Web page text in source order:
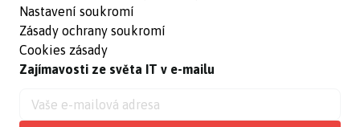
Nastavení soukromí
Zásady ochrany soukromí
Cookies zásady
Zajímavosti ze světa IT v e-mailu